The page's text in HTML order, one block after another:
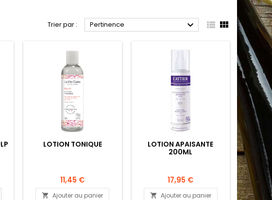
Trier par : Pertinence   
LOTION TONIQUE
11,45 €
 Ajouter au panier
LOTION APAISANTE
200ML
17,95 €
 Ajouter au panier